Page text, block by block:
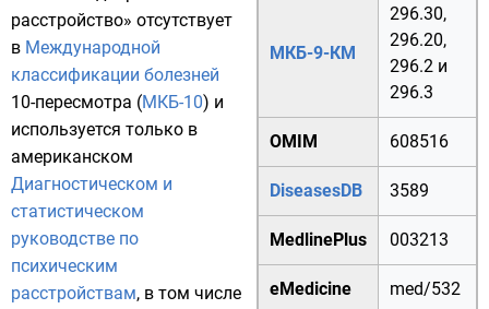
МКБ-9-КМ
296.30,
296.20,
296.2 и
296.3
OMIM 608516
DiseasesDB 3589
MedlinePlus 003213
eMedicine med/532
расстройство» отсутствует
в Международной
классификации болезней
10-пересмотра (МКБ-10) и
используется только в
американском
Диагностическом и
статистическом
руководстве по
психическим
расстройствам, в том числе